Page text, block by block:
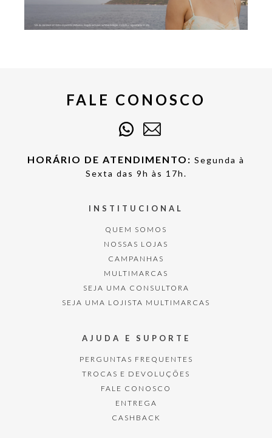
FALE CONOSCO
HORÁRIO DE ATENDIMENTO: Segunda à
Sexta das 9h às 17h.
INSTITUCIONAL
QUEM SOMOS
NOSSAS LOJAS
CAMPANHAS
MULTIMARCAS
SEJA UMA CONSULTORA
SEJA UMA LOJISTA MULTIMARCAS
AJUDA E SUPORTE
PERGUNTAS FREQUENTES
TROCAS E DEVOLUÇÕES
FALE CONOSCO
ENTREGA
CASHBACK